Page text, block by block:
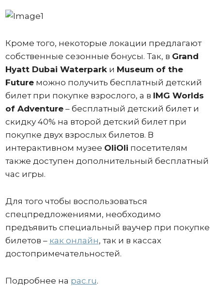
Кроме того, некоторые локации предлагают
собственные сезонные бонусы. Так, в Grand
Hyatt Dubai Waterparkи Museum of the
Futureможно получить бесплатный детский
билет при покупке взрослого, а в IMG Worlds
of Adventure– бесплатный детский билет и
скидку 40% на второй детский билет при
покупке двух взрослых билетов. В
интерактивном музее OliOli посетителям
также доступен дополнительный бесплатный
час игры.
Для того чтобы воспользоваться
спецпредложениями, необходимо
предъявить специальный ваучер при покупке
билетов – как онлайн, так и в кассах
достопримечательностей.
Подробнее на pac.ru.